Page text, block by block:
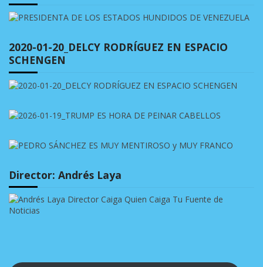
2020-01-20_DELCY RODRÍGUEZ EN ESPACIO
SCHENGEN
Director: Andrés Laya